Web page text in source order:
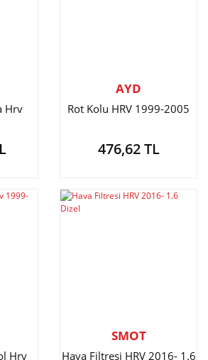
Hrv
AYD
Rot Kolu HRV 1999-2005
476,62 TL
Hrv
SMOT
Hava Filtresi HRV 2016- 1.6